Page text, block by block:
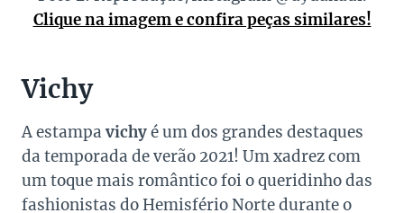
Clique na imagem e confira peças similares!
Vichy
A estampa vichyé um dos grandes destaques
da temporada de verão 2021! Um xadrez com
um toque mais romântico foi o queridinho das
fashionistas do Hemisfério Norte durante o